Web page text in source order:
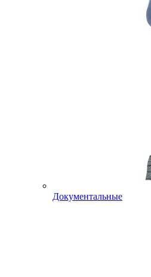
Документальные